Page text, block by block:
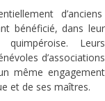
d’anciens
bénéficié, dans leur
Leurs
d’associations
même engagement
et de ses maîtres.